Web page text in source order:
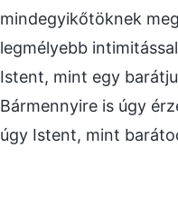
mindegyikőtöknek
legmélyebb
Istent, mint egy
Bármennyire is úgy
úgy Istent, mint